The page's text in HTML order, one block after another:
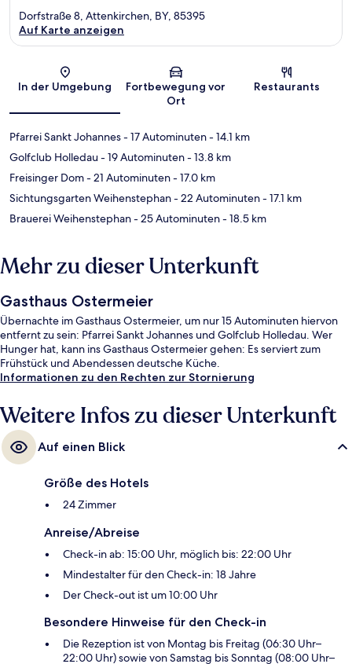
Karte
Dorfstraße 8, Attenkirchen, BY, 85395
Auf Karte anzeigen
In der Umgebung
Fortbewegung vor
Ort
Restaurants
Pfarrei Sankt Johannes- 17 Autominuten- 14.1 km
Golfclub Holledau- 19 Autominuten- 13.8 km
Freisinger Dom- 21 Autominuten- 17.0 km
Sichtungsgarten Weihenstephan- 22 Autominuten- 17.1 km
Brauerei Weihenstephan- 25 Autominuten- 18.5 km
Mehr zu dieser Unterkunft
Gasthaus Ostermeier
Übernachte im Gasthaus Ostermeier, um nur 15 Autominuten hiervon
entfernt zu sein: Pfarrei Sankt Johannes und Golfclub Holledau. Wer
Hunger hat, kann ins Gasthaus Ostermeier gehen: Es serviert zum
Frühstück und Abendessen deutsche Küche.
Informationen zu den Rechten zur Stornierung
Weitere Infos zu dieser Unterkunft
Auf einen Blick
Größe des Hotels
24 Zimmer
Anreise/Abreise
Check-in ab: 15:00 Uhr, möglich bis: 22:00 Uhr
Mindestalter für den Check-in: 18 Jahre
Der Check-out ist um 10:00 Uhr
Besondere Hinweise für den Check-in
Die Rezeption ist von Montag bis Freitag (06:30 Uhr–
22:00 Uhr) sowie von Samstag bis Sonntag (08:00 Uhr–